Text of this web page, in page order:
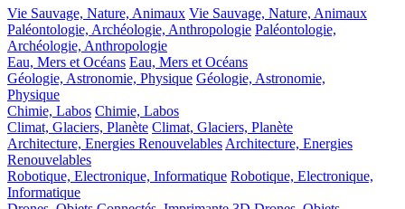
Vie Sauvage, Nature, Animaux Vie Sauvage, Nature, Animaux
Paléontologie, Archéologie, Anthropologie Paléontologie,
Archéologie, Anthropologie
Eau, Mers et Océans Eau, Mers et Océans
Géologie, Astronomie, Physique Géologie, Astronomie,
Physique
Chimie, Labos Chimie, Labos
Climat, Glaciers, Planète Climat, Glaciers, Planète
Architecture, Energies Renouvelables Architecture, Energies
Renouvelables
Robotique, Electronique, Informatique Robotique, Electronique,
Informatique